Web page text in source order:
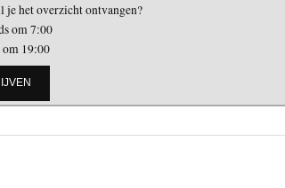
je het overzicht ontvangen?
om 7:00
om 19:00